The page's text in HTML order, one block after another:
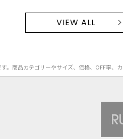
VIEW ALL
商品カテゴリーやサイズ、価格、OFF率、